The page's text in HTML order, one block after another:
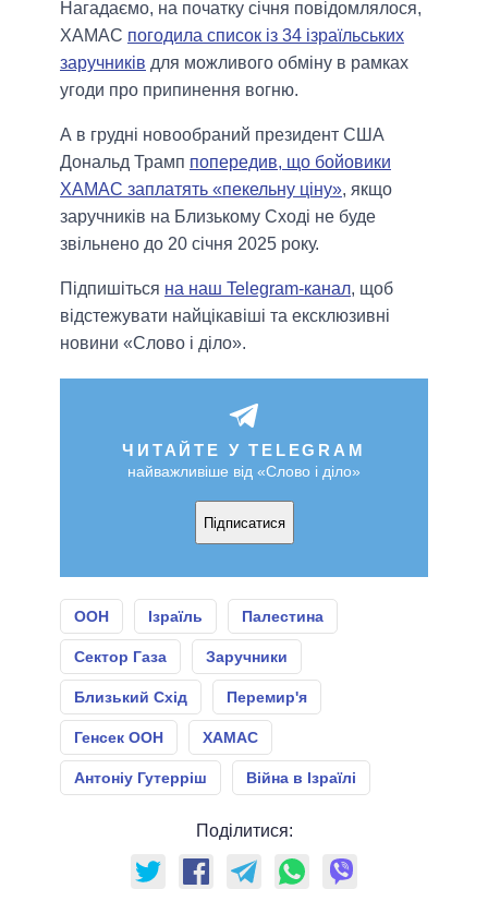
Нагадаємо, на початку січня повідомлялося,
ХАМАС погодила список із 34 ізраїльських
заручників для можливого обміну в рамках
угоди про припинення вогню.
А в грудні новообраний президент США
Дональд Трамп попередив, що бойовики
ХАМАС заплатять «пекельну ціну», якщо
заручників на Близькому Сході не буде
звільнено до 20 січня 2025 року.
Підпишіться на наш Telegram-канал, щоб
відстежувати найцікавіші та ексклюзивні
новини «Слово і діло».
ЧИТАЙТЕ У TELEGRAM
найважливіше від «Слово і діло»
Підписатися
ООН Ізраїль Палестина
Сектор Газа Заручники
Близький Схід Перемир'я
Генсек ООН ХАМАС
Антоніу Гутерріш Війна в Ізраїлі
Поділитися: